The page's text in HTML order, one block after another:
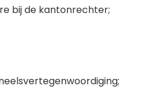
bij de kantonrechter;